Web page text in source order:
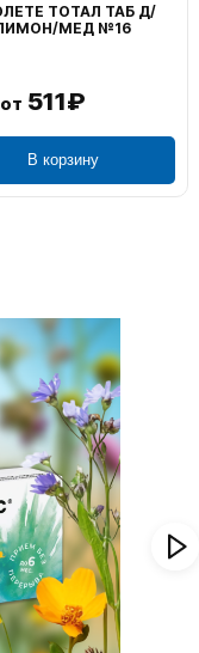
ТОТАЛ ТАБ Д/
МЕД №16
511₽
В корзину